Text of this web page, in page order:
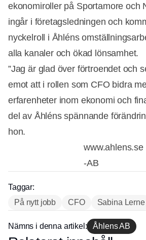
ekonomiroller på Sportamore och
ingår i företagsledningen och
nyckelroll i Åhléns
alla kanaler och ökad lönsamhet.
”Jag är glad över förtroendet och
emot att i rollen som CFO bidra
erfarenheter inom ekonomi och
del av Åhléns spännande
hon.
www.ahlens.se
-AB
Taggar:
På nytt jobb
CFO Sabina Lerne
Nämns i denna artikel: Åhlens AB